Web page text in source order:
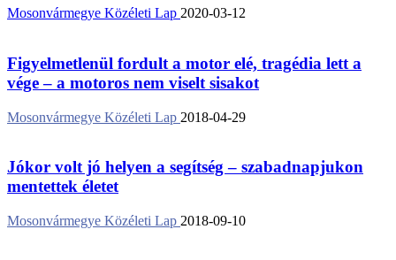
Mosonvármegye Közéleti Lap 2020-03-12
Figyelmetlenül fordult a motor elé, tragédia lett a
vége – a motoros nem viselt sisakot
Mosonvármegye Közéleti Lap 2018-04-29
Jókor volt jó helyen a segítség – szabadnapjukon
mentettek életet
Mosonvármegye Közéleti Lap 2018-09-10